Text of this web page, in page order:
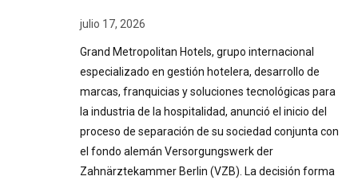
julio 17, 2026
Grand Metropolitan Hotels, grupo internacional
especializado en gestión hotelera, desarrollo de
marcas, franquicias y soluciones tecnológicas para
la industria de la hospitalidad, anunció el inicio del
proceso de separación de su sociedad conjunta con
el fondo alemán Versorgungswerk der
Zahnärztekammer Berlin (VZB). La decisión forma